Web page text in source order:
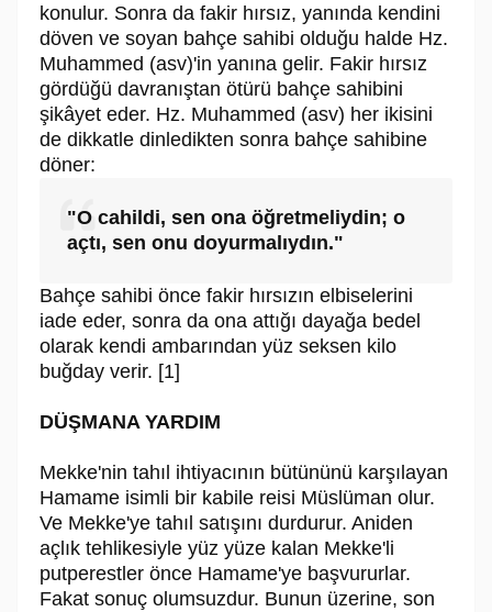
konulur. Sonra da fakir hırsız, yanında kendini
döven ve soyan bahçe sahibi olduğu halde Hz.
Muhammed (asv)'in yanına gelir. Fakir hırsız
gördüğü davranıştan ötürü bahçe sahibini
şikâyet eder. Hz. Muhammed (asv) her ikisini
de dikkatle dinledikten sonra bahçe sahibine
döner:
"O cahildi, sen ona öğretmeliydin; o
açtı, sen onu doyurmalıydın."
Bahçe sahibi önce fakir hırsızın elbiselerini
iade eder, sonra da ona attığı dayağa bedel
olarak kendi ambarından yüz seksen kilo
buğday verir. [1]
DÜŞMANA YARDIM
Mekke'nin tahıl ihtiyacının bütününü karşılayan
Hamame isimli bir kabile reisi Müslüman olur.
Ve Mekke'ye tahıl satışını durdurur. Aniden
açlık tehlikesiyle yüz yüze kalan Mekke'li
putperestler önce Hamame'ye başvururlar.
Fakat sonuç olumsuzdur. Bunun üzerine, son